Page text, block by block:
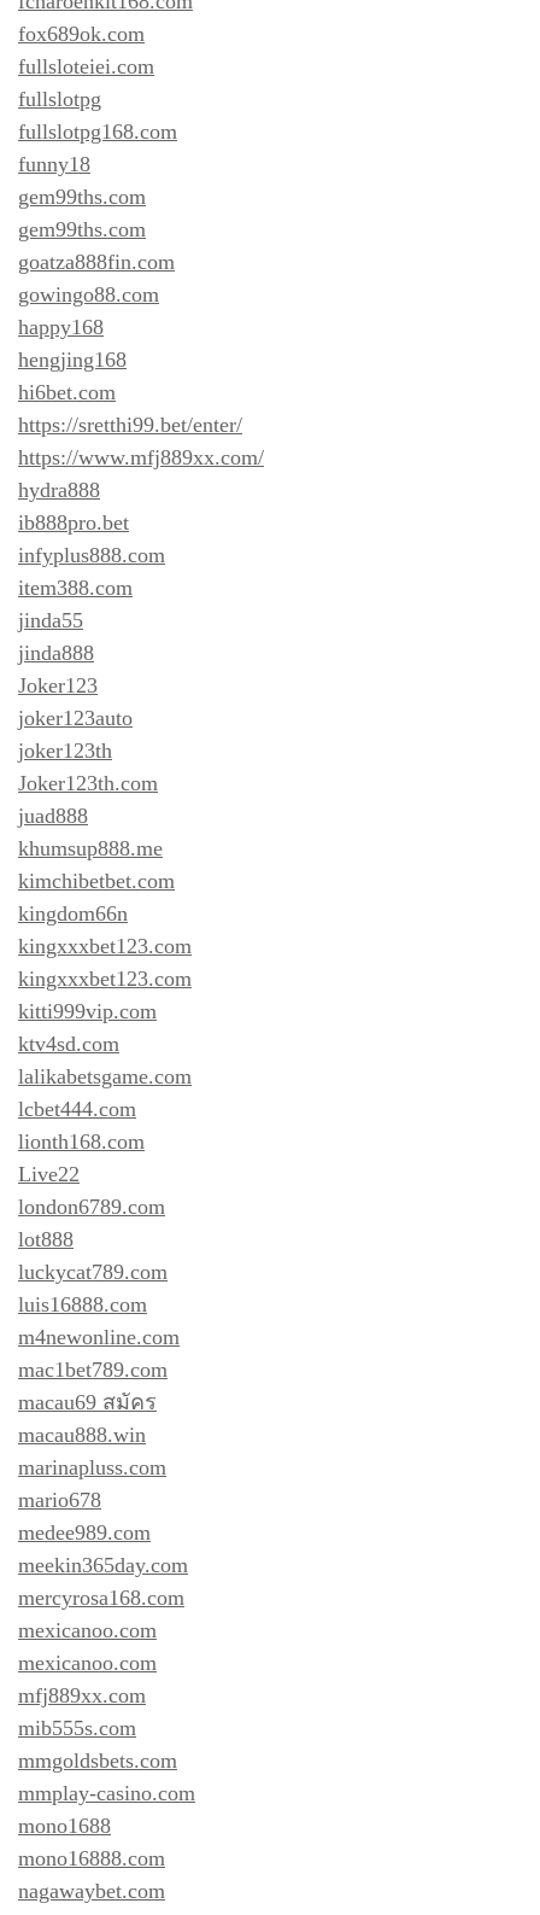
fox689ok.com
fullsloteiei.com
fullslotpg
fullslotpg168.com
funny18
gem99ths.com
gem99ths.com
goatza888fin.com
gowingo88.com
happy168
hengjing168
hi6bet.com
https://sretthi99.bet/enter/
https://www.mfj889xx.com/
hydra888
ib888pro.bet
infyplus888.com
item388.com
jinda55
jinda888
Joker123
joker123auto
joker123th
Joker123th.com
juad888
khumsup888.me
kimchibetbet.com
kingdom66n
kingxxxbet123.com
kingxxxbet123.com
kitti999vip.com
ktv4sd.com
lalikabetsgame.com
lcbet444.com
lionth168.com
Live22
london6789.com
lot888
luckycat789.com
luis16888.com
m4newonline.com
mac1bet789.com
macau69 สมัคร
macau888.win
marinapluss.com
mario678
medee989.com
meekin365day.com
mercyrosa168.com
mexicanoo.com
mexicanoo.com
mfj889xx.com
mib555s.com
mmgoldsbets.com
mmplay-casino.com
mono1688
mono16888.com
nagawaybet.com